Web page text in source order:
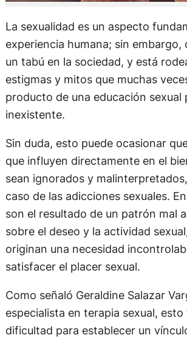
La sexualidad es un aspecto
experiencia humana; sin embargo,
un tabú en la sociedad, y está
estigmas y mitos que muchas
producto de una educación sexual
inexistente.
Sin duda, esto puede ocasionar
que influyen directamente en el
sean ignorados y
caso de las adicciones sexuales.
son el resultado de un patrón mal
sobre el deseo y la actividad
originan una necesidad
satisfacer el placer sexual.
Como señaló Geraldine Salazar
especialista en terapia sexual,
dificultad para establecer un